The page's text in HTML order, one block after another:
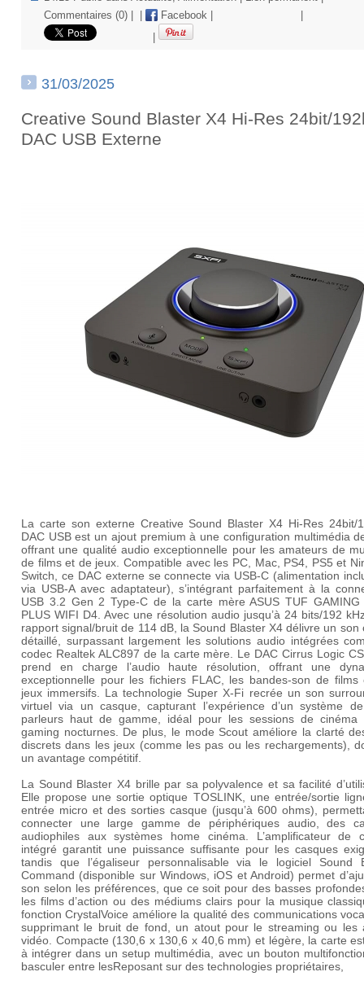
Commentaires (0)
Facebook
31/03/2025
Creative Sound Blaster X4 Hi-Res 24bit/
DAC USB Externe
La carte son externe Creative Sound Blaster X4 Hi-Res 24bit/
DAC USB est un ajout premium à une configuration multimédia
offrant une qualité audio exceptionnelle pour les amateurs de
de films et de jeux. Compatible avec les PC, Mac, PS4, PS5 et
Switch, ce DAC externe se connecte via USB-C (alimentation
via USB-A avec adaptateur), s’intégrant parfaitement à la
USB 3.2 Gen 2 Type-C de la carte mère ASUS TUF GAMING
PLUS WIFI D4. Avec une résolution audio jusqu’à 24 bits/192
rapport signal/bruit de 114 dB, la Sound Blaster X4 délivre un son
détaillé, surpassant largement les solutions audio intégrées
codec Realtek ALC897 de la carte mère. Le DAC Cirrus Logic
prend en charge l’audio haute résolution, offrant une
exceptionnelle pour les fichiers FLAC, les bandes-son de films
jeux immersifs. La technologie Super X-Fi recrée un son
virtuel via un casque, capturant l’expérience d’un système
parleurs haut de gamme, idéal pour les sessions de cinéma
gaming nocturnes. De plus, le mode Scout améliore la clarté
discrets dans les jeux (comme les pas ou les rechargements),
un avantage compétitif.
La Sound Blaster X4 brille par sa polyvalence et sa facilité
Elle propose une sortie optique TOSLINK, une entrée/sortie
entrée micro et des sorties casque (jusqu’à 600 ohms),
connecter une large gamme de périphériques audio, des
audiophiles aux systèmes home cinéma. L’amplificateur de
intégré garantit une puissance suffisante pour les casques
tandis que l’égaliseur personnalisable via le logiciel Sound
Command (disponible sur Windows, iOS et Android) permet
son selon les préférences, que ce soit pour des basses
les films d’action ou des médiums clairs pour la musique
fonction CrystalVoice améliore la qualité des communications
supprimant le bruit de fond, un atout pour le streaming ou les
vidéo. Compacte (130,6 x 130,6 x 40,6 mm) et légère, la carte
à intégrer dans un setup multimédia, avec un bouton
basculer entre lesReposant sur des technologies propriétaires,